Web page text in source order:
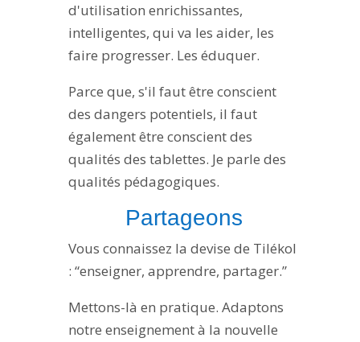
d'utilisation enrichissantes,
intelligentes, qui va les aider, les
faire progresser. Les éduquer.
Parce que, s'il faut être conscient
des dangers potentiels, il faut
également être conscient des
qualités des tablettes. Je parle des
qualités pédagogiques.
Partageons
Vous connaissez la devise de Tilékol
: “enseigner, apprendre, partager.”
Mettons-là en pratique. Adaptons
notre enseignement à la nouvelle